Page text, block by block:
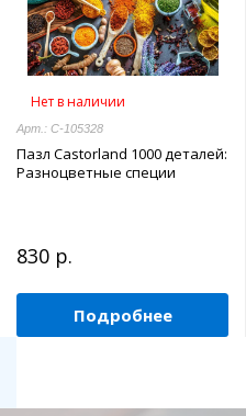
Нет в наличии
Арт.: C-105328
Пазл Castorland 1000 деталей:
Разноцветные специи
830 р.
Подробнее